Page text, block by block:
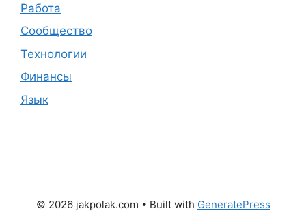
Работа
Сообщество
Технологии
Финансы
Язык
© 2026 jakpolak.com • Built with GeneratePress